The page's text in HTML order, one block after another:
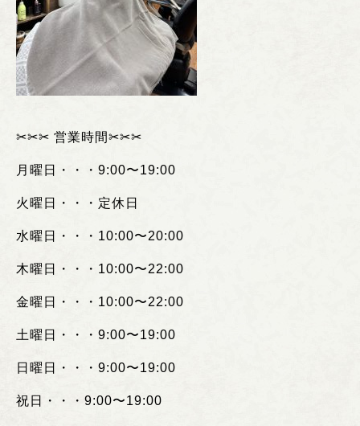
✂︎✂︎✂︎ 営業時間✂︎✂︎✂︎
月曜日・・・ 9:00〜19:00
火曜日・・・定休日
水曜日・・・ 10:00〜20:00
木曜日・・・ 10:00〜22:00
金曜日・・・ 10:00〜22:00
土曜日・・・ 9:00〜19:00
日曜日・・・ 9:00〜19:00
祝日・・・ 9:00〜19:00